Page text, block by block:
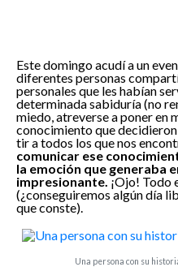
Este domingo acudí a un
diferentes personas
personales que les habían
determinada sabiduría (no
miedo, atreverse a poner en
conocimiento que
tir a todos los que nos
comunicar ese
la emoción que generaba
impresionante.¡Ojo! Todo
(¿conseguiremos algún día
que conste).
Una persona con su